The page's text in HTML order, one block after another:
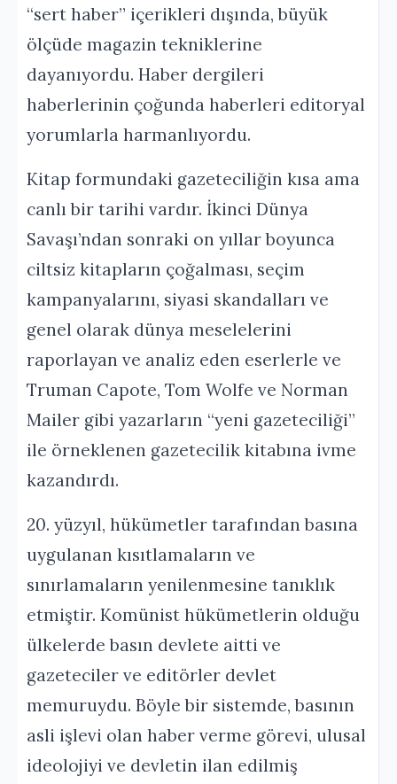
“sert haber” içerikleri dışında, büyük
ölçüde magazin tekniklerine
dayanıyordu. Haber dergileri
haberlerinin çoğunda haberleri editoryal
yorumlarla harmanlıyordu.
Kitap formundaki gazeteciliğin kısa ama
canlı bir tarihi vardır. İkinci Dünya
Savaşı’ndan sonraki on yıllar boyunca
ciltsiz kitapların çoğalması, seçim
kampanyalarını, siyasi skandalları ve
genel olarak dünya meselelerini
raporlayan ve analiz eden eserlerle ve
Truman Capote, Tom Wolfe ve Norman
Mailer gibi yazarların “yeni gazeteciliği”
ile örneklenen gazetecilik kitabına ivme
kazandırdı.
20. yüzyıl, hükümetler tarafından basına
uygulanan kısıtlamaların ve
sınırlamaların yenilenmesine tanıklık
etmiştir. Komünist hükümetlerin olduğu
ülkelerde basın devlete aitti ve
gazeteciler ve editörler devlet
memuruydu. Böyle bir sistemde, basının
asli işlevi olan haber verme görevi, ulusal
ideolojiyi ve devletin ilan edilmiş